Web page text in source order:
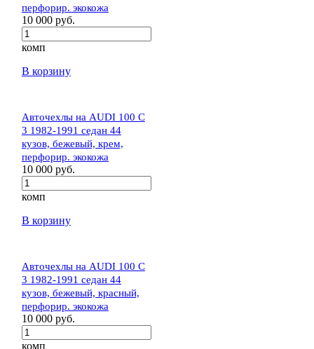
перфорир. экокожа
10 000 руб.
комп
В корзину
Авточехлы на AUDI 100 C
3 1982-1991 седан 44
кузов, бежевый, крем,
перфорир. экокожа
10 000 руб.
комп
В корзину
Авточехлы на AUDI 100 C
3 1982-1991 седан 44
кузов, бежевый, красный,
перфорир. экокожа
10 000 руб.
комп